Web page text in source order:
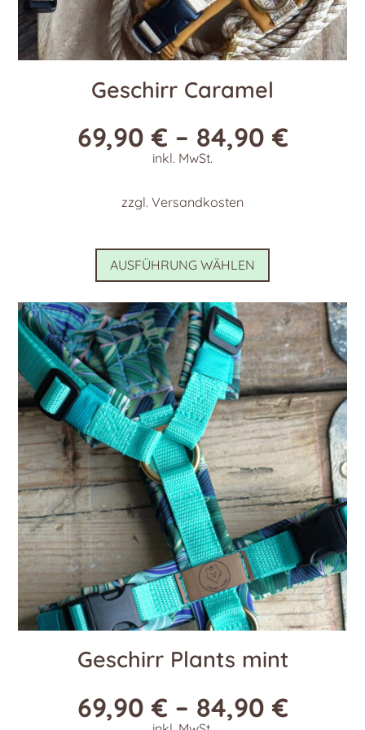
Geschirr Caramel
69,90€ – 84,90€
inkl. MwSt.
zzgl. Versandkosten
AUSFÜHRUNG WÄHLEN
Dieses
weist
mehrere
Varianten
auf.
Die
Optionen
können
auf
der
Produktseite
gewählt
werden
Geschirr Plants mint
69,90€ – 84,90€